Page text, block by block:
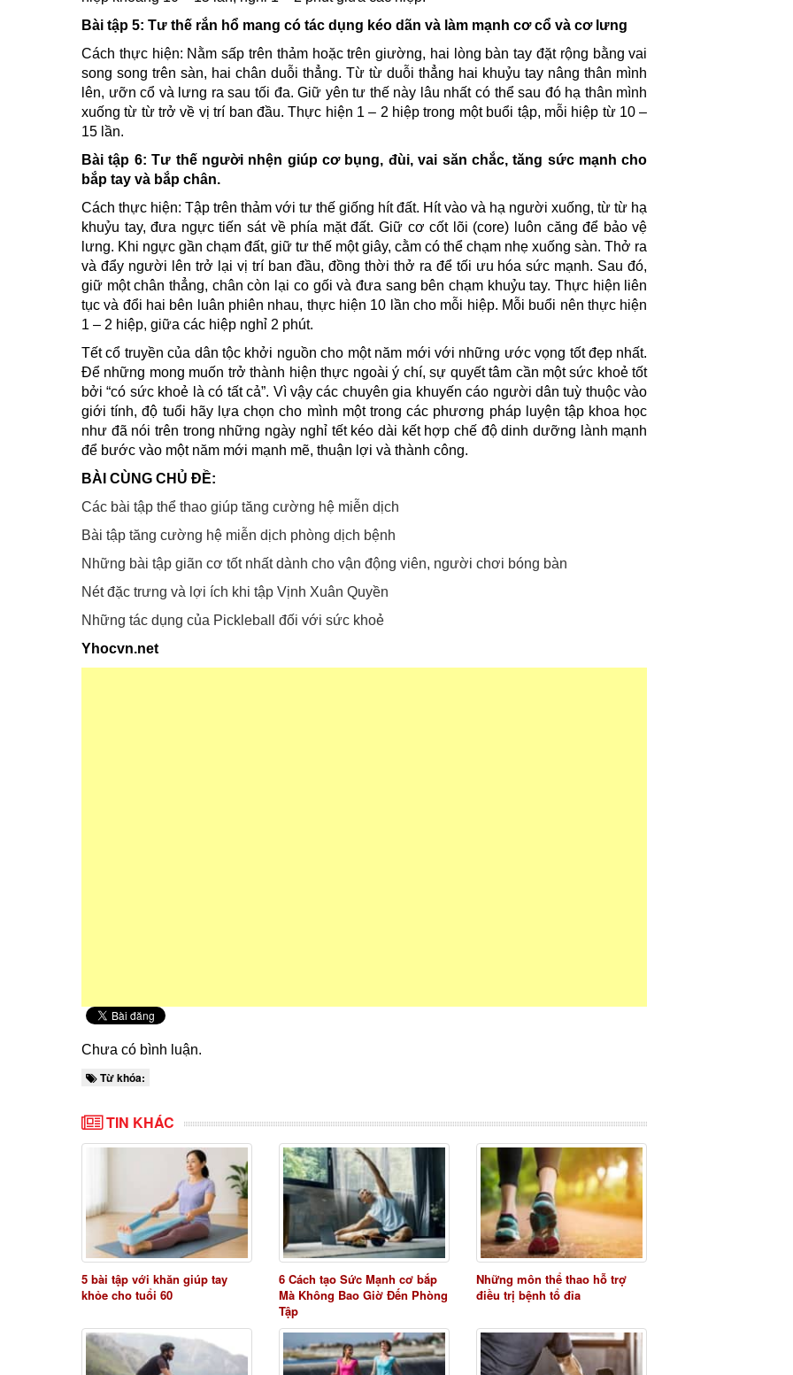
Bài tập 5: Tư thế rắn hổ mang có tác dụng kéo dãn và làm mạnh cơ cổ và cơ lưng
Cách thực hiện: Nằm sấp trên thảm hoặc trên giường, hai lòng bàn tay đặt rộng bằng vai
song song trên sàn, hai chân duỗi thẳng. Từ từ duỗi thẳng hai khuỷu tay nâng thân mình
lên, ưỡn cổ và lưng ra sau tối đa. Giữ yên tư thế này lâu nhất có thể sau đó hạ thân mình
xuống từ từ trở về vị trí ban đầu. Thực hiện 1 – 2 hiệp trong một buổi tập, mỗi hiệp từ 10 –
15 lần.
Bài tập 6: Tư thế người nhện giúp cơ bụng, đùi, vai săn chắc, tăng sức mạnh cho
bắp tay và bắp chân.
Cách thực hiện: Tập trên thảm với tư thế giống hít đất. Hít vào và hạ người xuống, từ từ hạ
khuỷu tay, đưa ngực tiến sát về phía mặt đất. Giữ cơ cốt lõi (core) luôn căng để bảo vệ
lưng. Khi ngực gần chạm đất, giữ tư thế một giây, cằm có thể chạm nhẹ xuống sàn. Thở ra
và đẩy người lên trở lại vị trí ban đầu, đồng thời thở ra để tối ưu hóa sức mạnh. Sau đó,
giữ một chân thẳng, chân còn lại co gối và đưa sang bên chạm khuỷu tay. Thực hiện liên
tục và đổi hai bên luân phiên nhau, thực hiện 10 lần cho mỗi hiệp. Mỗi buổi nên thực hiện
1 – 2 hiệp, giữa các hiệp nghỉ 2 phút.
Tết cổ truyền của dân tộc khởi nguồn cho một năm mới với những ước vọng tốt đẹp nhất.
Để những mong muốn trở thành hiện thực ngoài ý chí, sự quyết tâm cần một sức khoẻ tốt
bởi “có sức khoẻ là có tất cả”. Vì vậy các chuyên gia khuyến cáo người dân tuỳ thuộc vào
giới tính, độ tuổi hãy lựa chọn cho mình một trong các phương pháp luyện tập khoa học
như đã nói trên trong những ngày nghỉ tết kéo dài kết hợp chế độ dinh dưỡng lành mạnh
để bước vào một năm mới mạnh mẽ, thuận lợi và thành công.
BÀI CÙNG CHỦ ĐỀ:
Các bài tập thể thao giúp tăng cường hệ miễn dịch
Bài tập tăng cường hệ miễn dịch phòng dịch bệnh
Những bài tập giãn cơ tốt nhất dành cho vận động viên, người chơi bóng bàn
Nét đặc trưng và lợi ích khi tập Vịnh Xuân Quyền
Những tác dụng của Pickleball đối với sức khoẻ
Yhocvn.net
Chưa có bình luận.
Từ khóa:
TIN KHÁC
5 bài tập với khăn giúp tay
khỏe cho tuổi 60
6 Cách tạo Sức Mạnh cơ bắp
Mà Không Bao Giờ Đến Phòng
Tập
Những môn thể thao hỗ trợ
điều trị bệnh tổ đỉa